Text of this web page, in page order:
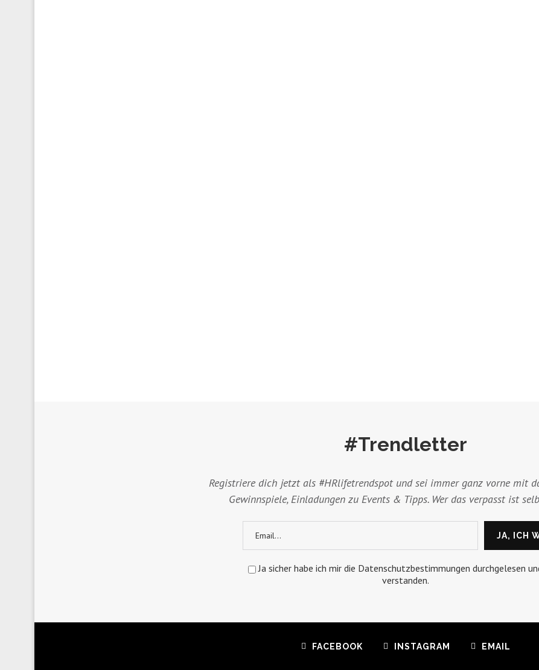
#Trendletter
Registriere dich jetzt als #HRlifetrendspot und sei immer ganz vorne mit
Gewinnspiele, Einladungen zu Events & Tipps. Wer das verpasst ist
Ja sicher habe ich mir die Datenschutzbestimmungen durchgelesen
verstanden.
FACEBOOK INSTAGRAM EMAIL